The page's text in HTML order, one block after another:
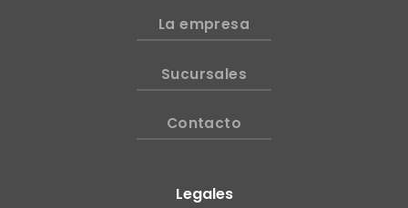
La empresa
Sucursales
Contacto
Legales